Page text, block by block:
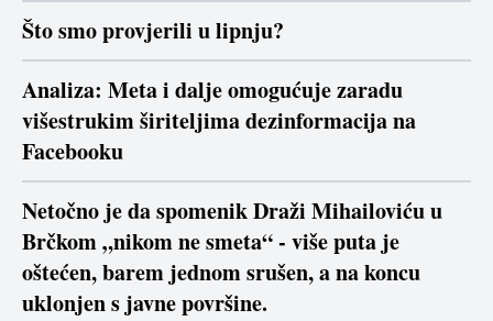
Što smo provjerili u lipnju?
Analiza: Meta i dalje omogućuje zaradu
višestrukim širiteljima dezinformacija na
Facebooku
Netočno je da spomenik Draži Mihailoviću u
Brčkom „nikom ne smeta“ - više puta je
oštećen, barem jednom srušen, a na koncu
uklonjen s javne površine.